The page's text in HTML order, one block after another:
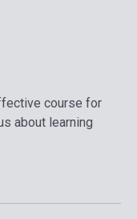
course for
about learning